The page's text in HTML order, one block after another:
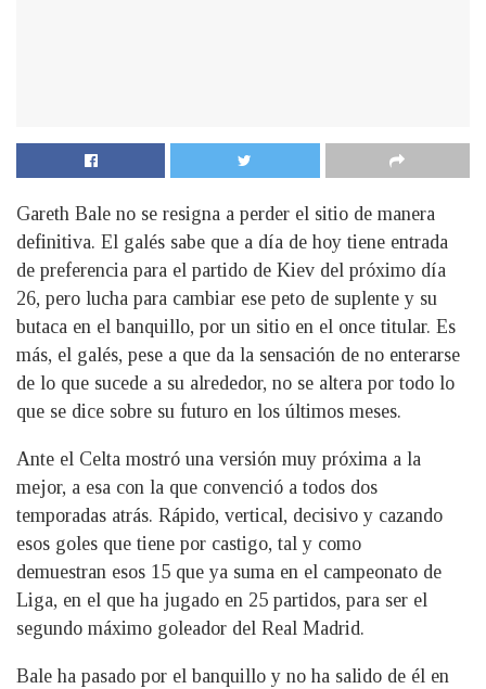
Gareth Bale no se resigna a perder el sitio de manera
definitiva. El galés sabe que a día de hoy tiene entrada
de preferencia para el partido de Kiev del próximo día
26, pero lucha para cambiar ese peto de suplente y su
butaca en el banquillo, por un sitio en el once titular. Es
más, el galés, pese a que da la sensación de no enterarse
de lo que sucede a su alrededor, no se altera por todo lo
que se dice sobre su futuro en los últimos meses.
Ante el Celta mostró una versión muy próxima a la
mejor, a esa con la que convenció a todos dos
temporadas atrás. Rápido, vertical, decisivo y cazando
esos goles que tiene por castigo, tal y como
demuestran esos 15 que ya suma en el campeonato de
Liga, en el que ha jugado en 25 partidos, para ser el
segundo máximo goleador del Real Madrid.
Bale ha pasado por el banquillo y no ha salido de él en